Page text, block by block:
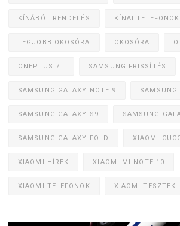
KÍNÁBÓL RENDELÉS KÍNAI TELEFONOK
LEGJOBB OKOSÓRA OKOSÓRA
ONEPLUS 7T SAMSUNG FRISSÍTÉS
SAMSUNG GALAXY NOTE 9 SAMSUNG
SAMSUNG GALAXY S9 SAMSUNG
SAMSUNG GALAXY FOLD XIAOMI
XIAOMI HÍREK XIAOMI MI NOTE 10
XIAOMI TELEFONOK XIAOMI TESZTEK